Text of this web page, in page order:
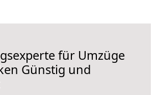
für Umzüge
Günstig und